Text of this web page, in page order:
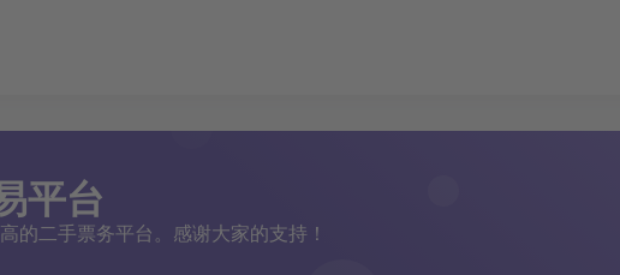
平台
的二手票务平台。感谢大家的支持！